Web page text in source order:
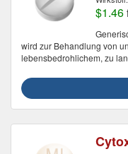
$1.46
wird zur Behandlung von
lebensbedrohlichem, zu